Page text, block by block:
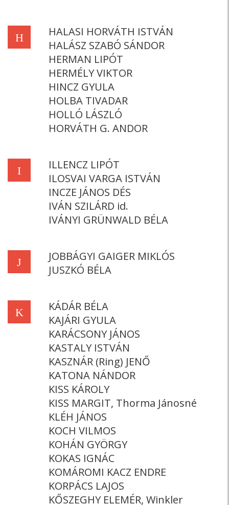
H
HALASI HORVÁTH ISTVÁN
HALÁSZ SZABÓ SÁNDOR
HERMAN LIPÓT
HERMÉLY VIKTOR
HINCZ GYULA
HOLBA TIVADAR
HOLLÓ LÁSZLÓ
HORVÁTH G. ANDOR
I
ILLENCZ LIPÓT
ILOSVAI VARGA ISTVÁN
INCZE JÁNOS DÉS
IVÁN SZILÁRD id.
IVÁNYI GRÜNWALD BÉLA
J
JOBBÁGYI GAIGER MIKLÓS
JUSZKÓ BÉLA
K
KÁDÁR BÉLA
KAJÁRI GYULA
KARÁCSONY JÁNOS
KASTALY ISTVÁN
KASZNÁR (Ring) JENŐ
KATONA NÁNDOR
KISS KÁROLY
KISS MARGIT, Thorma Jánosné
KLÉH JÁNOS
KOCH VILMOS
KOHÁN GYÖRGY
KOKAS IGNÁC
KOMÁROMI KACZ ENDRE
KORPÁCS LAJOS
KŐSZEGHY ELEMÉR, Winkler